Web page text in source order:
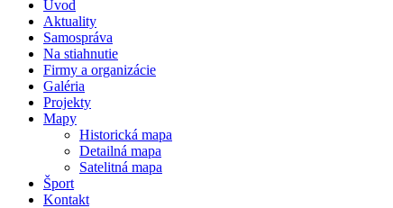
Úvod
Aktuality
Samospráva
Na stiahnutie
Firmy a organizácie
Galéria
Projekty
Mapy
Historická mapa
Detailná mapa
Satelitná mapa
Šport
Kontakt